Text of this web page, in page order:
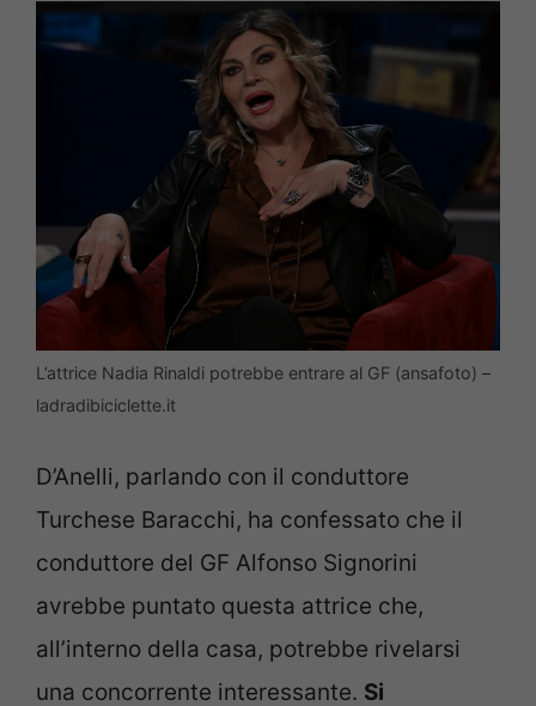
L’attrice Nadia Rinaldi potrebbe entrare al GF (ansafoto) –
ladradibiciclette.it
D’Anelli, parlando con il conduttore
Turchese Baracchi, ha confessato che il
conduttore del GF Alfonso Signorini
avrebbe puntato questa attrice che,
all’interno della casa, potrebbe rivelarsi
una concorrente interessante. Si